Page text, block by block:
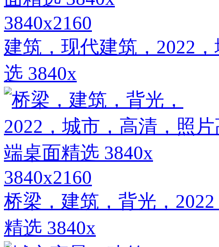
3840x2160
建筑，现代建筑，2022
选 3840x
3840x2160
桥梁，建筑，背光，
精选 3840x